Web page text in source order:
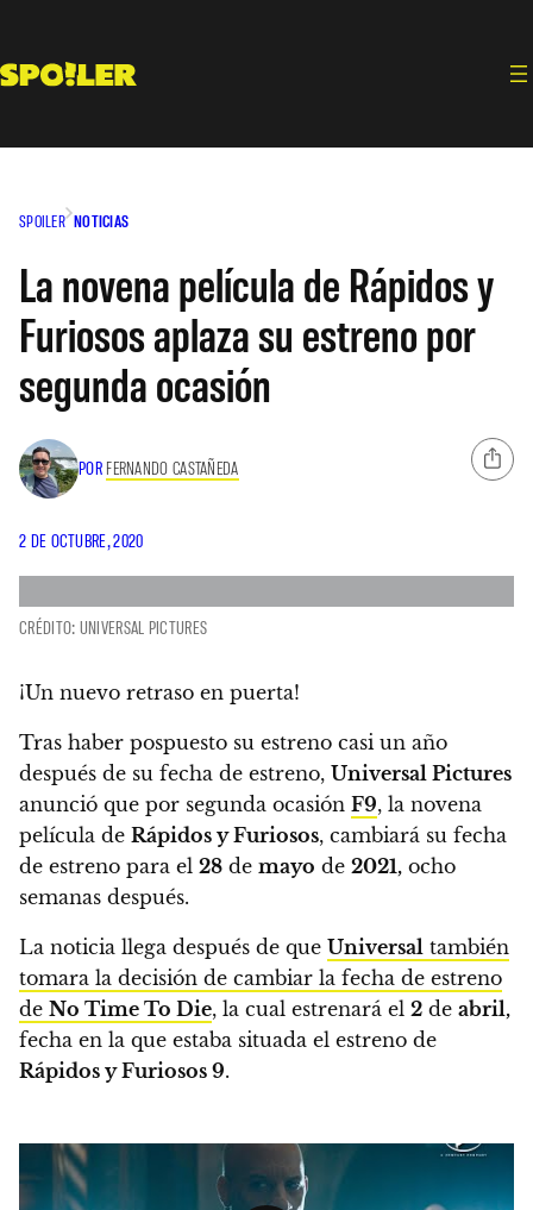
contenido
SPOILER NOTICIAS
La novena película de Rápidos y
Furiosos aplaza su estreno por
segunda ocasión
POR FERNANDO CASTAÑEDA
2 DE OCTUBRE, 2020
CRÉDITO: UNIVERSAL PICTURES
¡Un nuevo retraso en puerta!
Tras haber pospuesto su estreno casi un año
después de su fecha de estreno, Universal Pictures
anunció que por segunda ocasión F9, la novena
película de Rápidos y Furiosos, cambiará su fecha
de estreno para el 28 de mayo de 2021, ocho
semanas después.
La noticia llega después de que Universal también
tomara la decisión de cambiar la fecha de estreno
de No Time To Die, la cual estrenará el 2 de abril,
fecha en la que estaba situada el estreno de
Rápidos y Furiosos 9.